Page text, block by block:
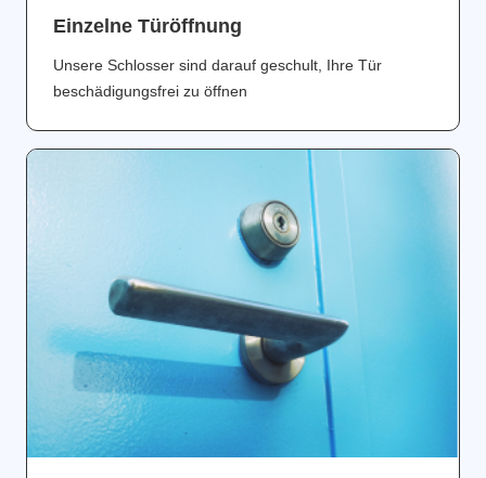
Einzelne Türöffnung
Unsere Schlosser sind darauf geschult, Ihre Tür
beschädigungsfrei zu öffnen